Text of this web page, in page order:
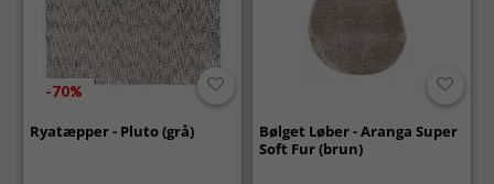
-70%
Ryatæpper - Pluto (grå)
Bølget Løber - Aranga Super
Soft Fur (brun)